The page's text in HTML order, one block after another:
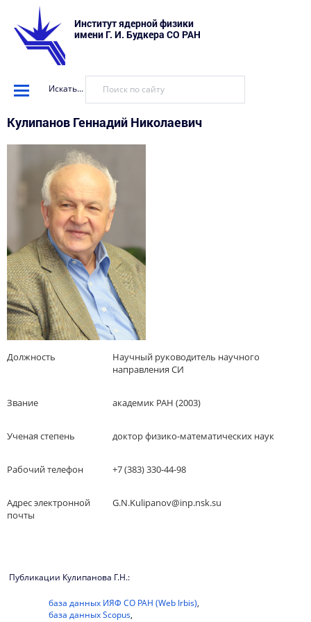
Институт ядерной физики
имени Г. И. Будкера СО РАН
Искать...
Кулипанов Геннадий Николаевич
Должность
Научный руководитель научного
направления СИ
Звание академик РАН (2003)
Ученая степень доктор физико-математических наук
Рабочий телефон +7 (383) 330-44-98
Адрес электронной
почты
G.N.Kulipanov@inp.nsk.su
Публикации Кулипанова Г.Н.:
база данных ИЯФ СО РАН (Web Irbis),
база данных Scopus,